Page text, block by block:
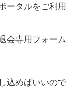
ータルをご利用
会専用フォーム
込めばいいので